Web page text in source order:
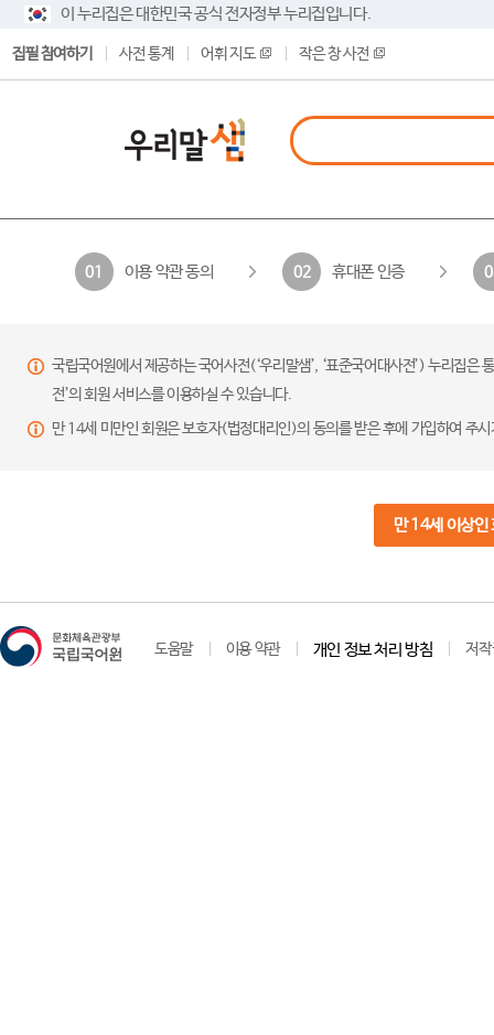
이 누리집은 대한민국 공식 전자정부 누리집입니다.
집필 참여하기 사전 통계 어휘 지도 작은 창 사전
01 이용 약관 동의 02 휴대폰 인증
국립국어원에서 제공하는 국어사전(‘우리말샘’, ‘표준국어대사전’) 누리집
전’의 회원 서비스를 이용하실 수 있습니다.
만 14세 미만인 회원은 보호자(법정대리인)의 동의를 받은 후에 가입하여 주
만 14세 이상인
도움말 이용 약관 개인 정보 처리 방침 저